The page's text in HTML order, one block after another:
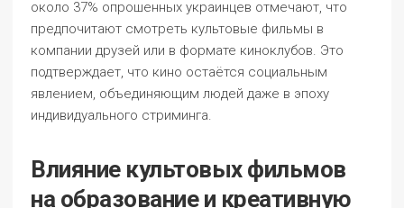
около 37% опрошенных украинцев отмечают, что
предпочитают смотреть культовые фильмы в
компании друзей или в формате киноклубов. Это
подтверждает, что кино остаётся социальным
явлением, объединяющим людей даже в эпоху
индивидуального стриминга.
Влияние культовых фильмов
на образование и креативную